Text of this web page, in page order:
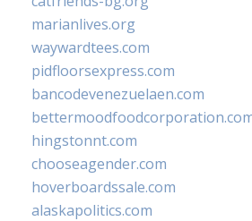
marianlives.org
waywardtees.com
pidfloorsexpress.com
bancodevenezuelaen.com
hingstonnt.com
chooseagender.com
hoverboardssale.com
alaskapolitics.com